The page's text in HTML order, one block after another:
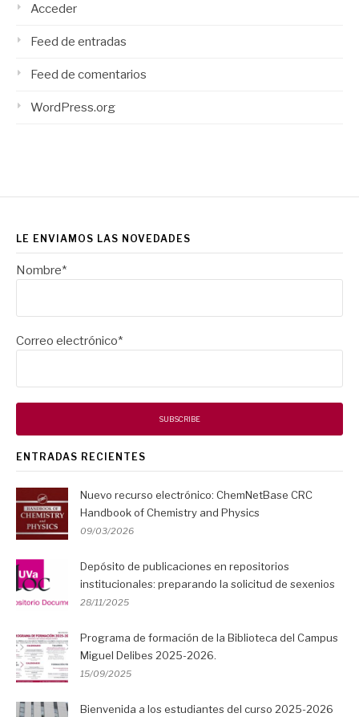
Acceder
Feed de entradas
Feed de comentarios
WordPress.org
LE ENVIAMOS LAS NOVEDADES
Nombre*
Correo electrónico*
ENTRADAS RECIENTES
Nuevo recurso electrónico: ChemNetBase CRC
Handbook of Chemistry and Physics
09/03/2026
Depósito de publicaciones en repositorios
institucionales: preparando la solicitud de sexenios
28/11/2025
Programa de formación de la Biblioteca del Campus
Miguel Delibes 2025-2026.
15/09/2025
Bienvenida a los estudiantes del curso 2025-2026